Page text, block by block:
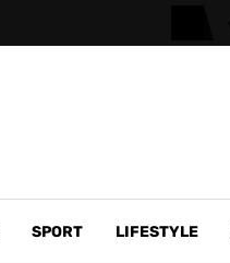
SPORT LIFESTYLE